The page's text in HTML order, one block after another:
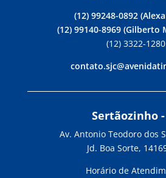
(12) 99248-0892
(12) 99140-8969 (Gilberto
(12) 3322-1280
Sertãozinho -
Av. Antonio Teodoro dos
Jd. Boa Sorte,
Horário de